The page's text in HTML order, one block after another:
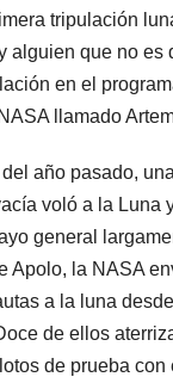
tripulación
alguien que no es
en el
llamado
año pasado,
voló a la Luna
general
Apolo, la NASA
a la luna
de ellos
de prueba con